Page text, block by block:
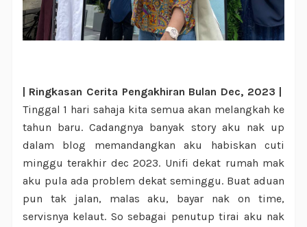
| Ringkasan Cerita Pengakhiran Bulan Dec, 2023 |
Tinggal 1 hari sahaja kita semua akan melangkah ke
tahun baru. Cadangnya banyak story aku nak up
dalam blog memandangkan aku habiskan cuti
minggu terakhir dec 2023. Unifi dekat rumah mak
aku pula ada problem dekat seminggu. Buat aduan
pun tak jalan, malas aku, bayar nak on time,
servisnya kelaut. So sebagai penutup tirai aku nak